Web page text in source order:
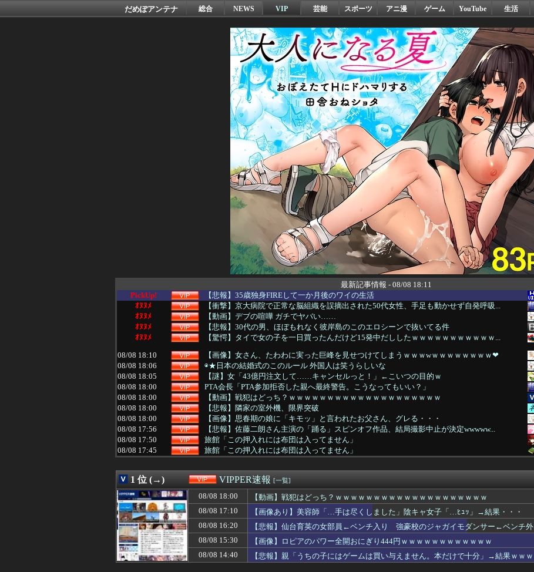
だめぽアンテナ 総合 NEWS VIP 芸能 スポーツ アニ漫 ゲーム YouTube 生活
最新記事情報 - 08/08 18:11
PickUp!
【悲報】35歳独身FIREして一か月後のワイの生活
ｵﾇﾇﾒ
【衝撃】京大病院で正常な脳組織を誤摘出された50代女性、手足も動かせず自発呼吸...
ｵﾇﾇﾒ
【動画】デブの喧嘩 ガチでヤバい……
ｵﾇﾇﾒ
【悲報】30代の男、ほぼもれなく彼岸島のこのエロシーンで抜いてる件
ｵﾇﾇﾒ
【驚愕】タイで女の子を一日買ったんだけど15発中だししたｗｗｗｗｗｗｗｗｗｗｗ...
08/08 18:10
【画像】女さん、たわわに実った巨峰を見せつけてしまうｗｗｗwｗｗｗｗｗｗｗｗ❤
08/08 18:06
◉★日本の結婚式のこのルール 外国人は笑うらしいな
08/08 18:05
【謎】女「43億円注文して……キャンセルっと！」←こいつの目的ｗ
08/08 18:00
PTA会長「PTA参加拒否した親へ最終警告。こうなってもいい？」
08/08 18:00
【動画】戦犯はどっち？ｗｗｗｗｗｗｗｗｗｗｗｗｗｗｗｗｗｗｗｗ
08/08 18:00
【悲報】隣家の室外機、限界突破
08/08 18:00
【画像】思春期の娘に「キモッ」と言われたお父さん、グレる・・・
08/08 17:56
【悲報】佐藤二朗さん主演の「踊る」スピンオフ作品、結局撮影中止が決定wwwww...
08/08 17:50
旅館「この押入れには布団は入ってません」
08/08 17:45
旅館「この押入れには布団は入ってません」
08/08 17:40
【動画】エアコン業者「エアコンスプレー使っても室内に風を送り込んでるファンは汚...
08/08 17:39
映画ちいかわ、声優インタビューが公開される
08/08 17:39
電車乗り込みぼく「おっ、可愛いミニスカＯＬちゃんの隣あいてんじゃん！座ったろ...
08/08 17:35
【衝撃】元乃木坂46・齋藤飛鳥さんの下着16万円 (※画像あり)
08/08 17:34
【画像】サウナ中のK‐1の安保瑠輝也選手。RIZINのYUSHI選手&ジョリー...
08/08 17:33
【興奮】家の中で常にAVを流し続けて妻のマ○コをびしょ濡れになるまでムラムラさ...
08/08 17:32
【画像】テレビで乳がん検査ｗｗｗｗｗ
08/08 17:30
広末涼子さん 病気を患っていた・・・・・
08/08 17:25
【驚愕】ﾋﾟﾝｻﾛで５分で出したら店長来て無事死亡ｗｗｗｗｗｗｗｗｗｗwww...
1 位 (→) VIPPER速報 [一覧]
08/08 18:00
【動画】戦犯はどっち？ｗｗｗｗｗｗｗｗｗｗｗｗｗｗｗｗｗｗｗｗ
08/08 17:10
【画像あり】美容師「…手は尽くしました」陰キャ女子「…ﾋｭｯ」→結果・・・
08/08 16:20
【悲報】仙台育英の女部員←ベンチ入り 強豪校のジャガイモダンサー←ベンチ外
08/08 15:30
【画像】ロピアのパワー全開おにぎり444円ｗｗｗｗｗｗｗｗｗｗｗｗ
08/08 14:40
【悲報】親「うちの子にはゲームは買い与えません。本だけで十分」→結果ｗｗｗ